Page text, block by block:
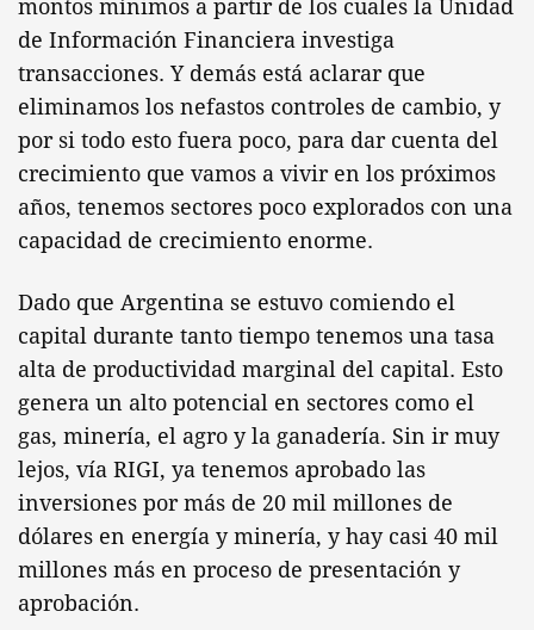
montos mínimos a partir de los cuales la Unidad
de Información Financiera investiga
transacciones. Y demás está aclarar que
eliminamos los nefastos controles de cambio, y
por si todo esto fuera poco, para dar cuenta del
crecimiento que vamos a vivir en los próximos
años, tenemos sectores poco explorados con una
capacidad de crecimiento enorme.
Dado que Argentina se estuvo comiendo el
capital durante tanto tiempo tenemos una tasa
alta de productividad marginal del capital. Esto
genera un alto potencial en sectores como el
gas, minería, el agro y la ganadería. Sin ir muy
lejos, vía RIGI, ya tenemos aprobado las
inversiones por más de 20 mil millones de
dólares en energía y minería, y hay casi 40 mil
millones más en proceso de presentación y
aprobación.